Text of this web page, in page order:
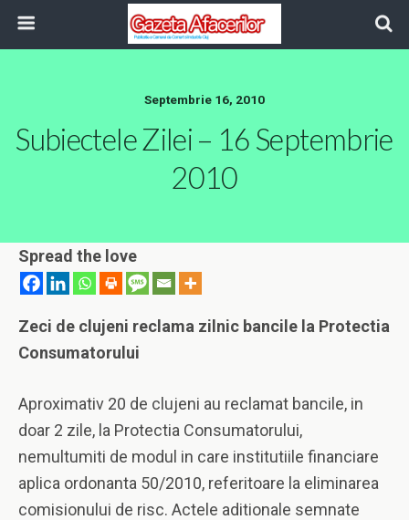
Septembrie 16, 2010
Subiectele Zilei – 16 Septembrie
2010
Spread the love
Zeci de clujeni reclama zilnic bancile la Protectia
Consumatorului
Aproximativ 20 de clujeni au reclamat bancile, in
doar 2 zile, la Protectia Consumatorului,
nemultumiti de modul in care institutiile financiare
aplica ordonanta 50/2010, referitoare la eliminarea
comisionului de risc. Actele aditionale semnate